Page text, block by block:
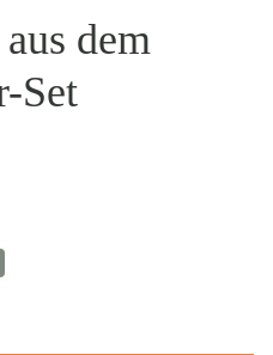
dem
Set